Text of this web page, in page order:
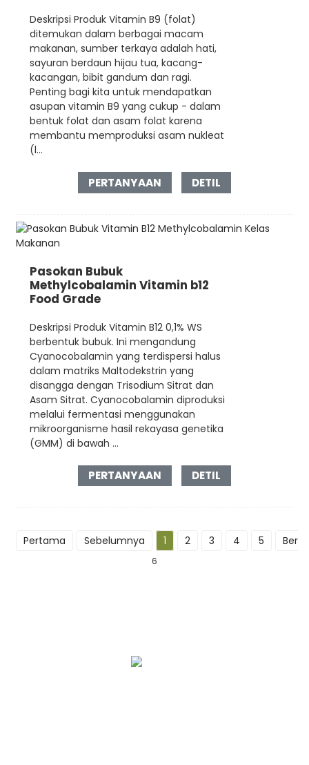
Deskripsi Produk Vitamin B9 (folat)
ditemukan dalam berbagai macam
makanan, sumber terkaya adalah hati,
sayuran berdaun hijau tua, kacang-
kacangan, bibit gandum dan ragi.
Penting bagi kita untuk mendapatkan
asupan vitamin B9 yang cukup - dalam
bentuk folat dan asam folat karena
membantu memproduksi asam nukleat
(l...
PERTANYAAN DETIL
Pasokan Bubuk
Methylcobalamin Vitamin b12
Food Grade
Deskripsi Produk Vitamin B12 0,1% WS
berbentuk bubuk. Ini mengandung
Cyanocobalamin yang terdispersi halus
dalam matriks Maltodekstrin yang
disangga dengan Trisodium Sitrat dan
Asam Sitrat. Cyanocobalamin diproduksi
melalui fermentasi menggunakan
mikroorganisme hasil rekayasa genetika
(GMM) di bawah ...
PERTANYAAN DETIL
Pertama Sebelumnya 1 2 3 4 5
6